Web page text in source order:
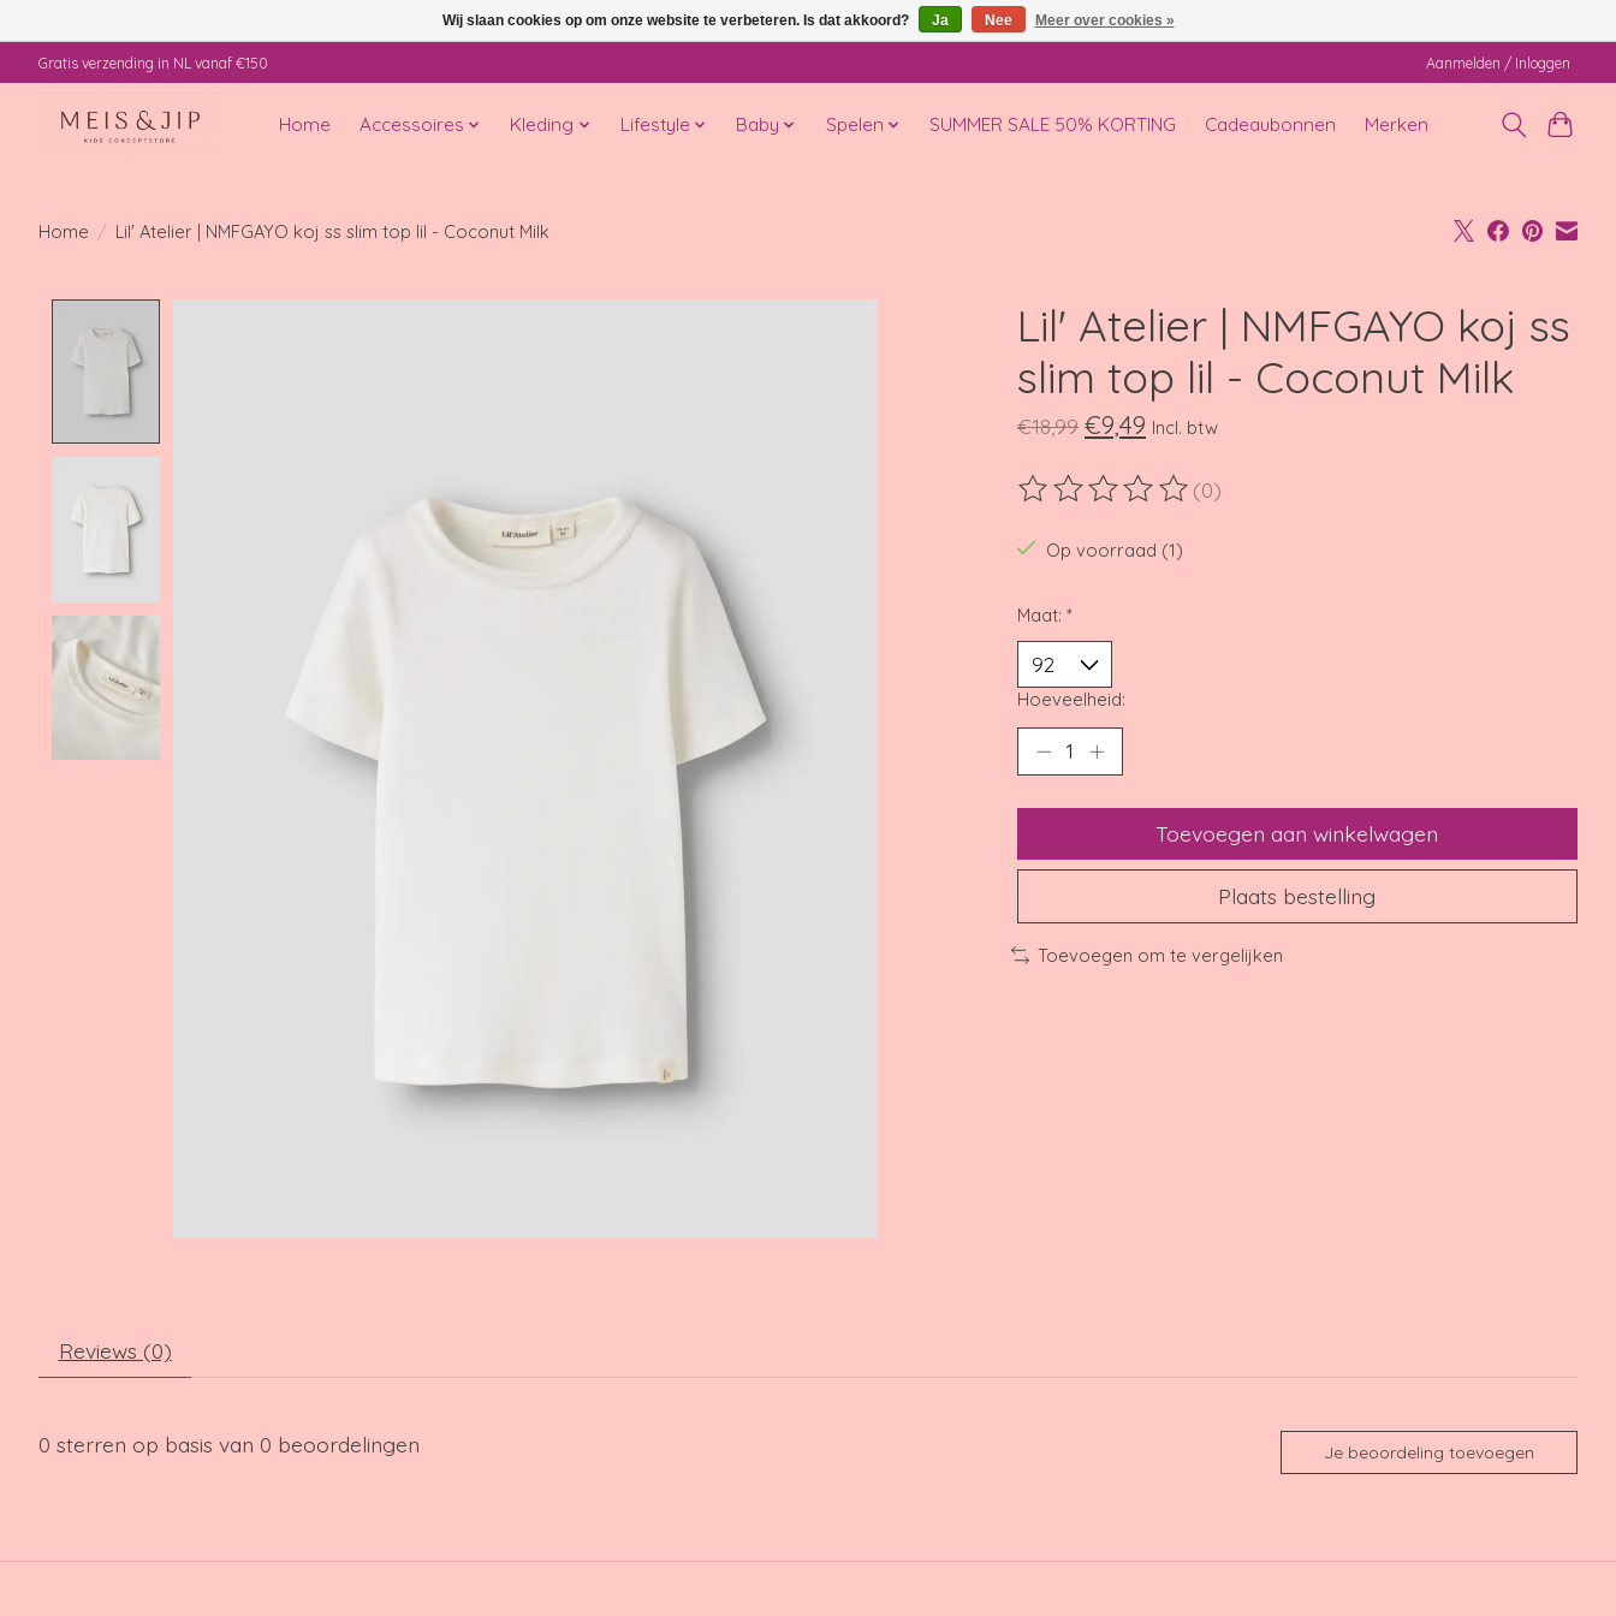
Gratis verzending in NL vanaf €150 Aanmelden / Inloggen
Home Accessoires Kleding Lifestyle Baby Spelen SUMMER SALE 50% KORTING Cadeaubonnen Merken
Home / Lil' Atelier | NMFGAYO koj ss slim top lil - Coconut Milk
Lil' Atelier | NMFGAYO koj ss
slim top lil - Coconut Milk
€18,99 €9,49 Incl. btw
De beoordeling van dit product is
(0)
Op voorraad (1)
Maat: *
Hoeveelheid:
Toevoegen aan winkelwagen
Plaats bestelling
Toevoegen om te vergelijken
Reviews (0)
0 sterren op basis van 0 beoordelingen Je beoordeling toevoegen
Wij slaan cookies op om onze website te verbeteren. Is dat akkoord? Ja Nee Meer over cookies »